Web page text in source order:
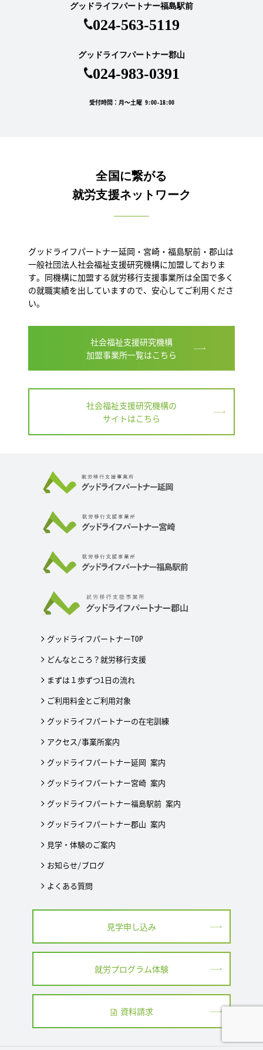
グッドライフパートナー福島駅前
024-563-5119
グッドライフパートナー郡山
024-983-0391
受付時間：月～土曜 9:00-18:00
全国に繋がる
就労支援ネットワーク
グッドライフパートナー延岡・宮崎・福島駅前・郡山は
一般社団法人社会福祉支援研究機構に加盟しておりま
す。同機構に加盟する就労移行支援事業所は全国で多く
の就職実績を出していますので、安心してご利用くださ
い。
社会福祉支援研究機構
加盟事業所一覧はこちら
社会福祉支援研究機構の
サイトはこちら
グッドライフパートナーTOP
どんなところ？就労移行支援
まずは１歩ずつ1日の流れ
ご利用料金とご利用対象
グッドライフパートナーの在宅訓練
アクセス/事業所案内
グッドライフパートナー延岡 案内
グッドライフパートナー宮崎 案内
グッドライフパートナー福島駅前 案内
グッドライフパートナー郡山 案内
見学・体験のご案内
お知らせ/ブログ
よくある質問
見学申し込み
就労プログラム体験
資料請求